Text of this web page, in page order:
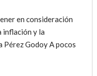
en consideración
inflación y la
Godoy A pocos